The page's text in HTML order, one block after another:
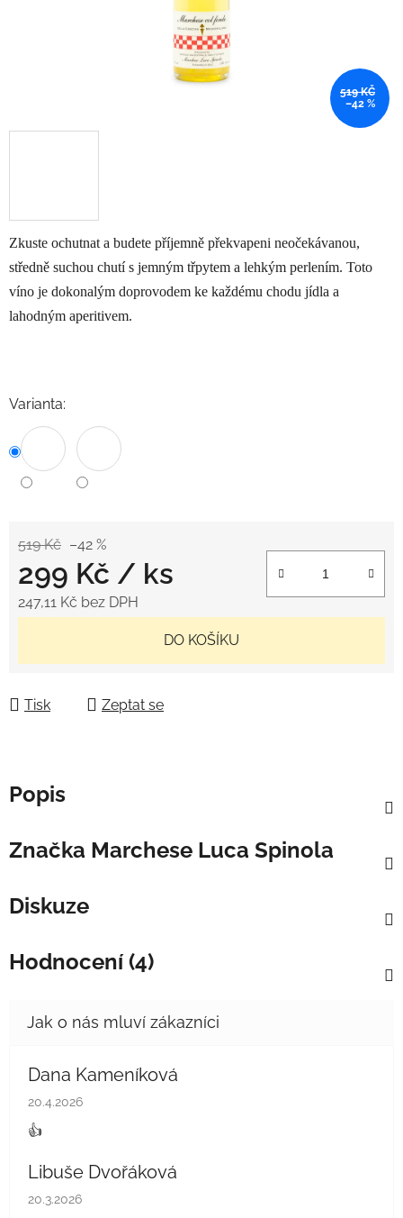
Zkuste ochutnat a budete příjemně překvapeni neočekávanou,
středně suchou chutí s jemným třpytem a lehkým perlením. Toto
víno je dokonalým doprovodem ke každému chodu jídla a
lahodným aperitivem.
Varianta:
519 Kč –42 %
299 Kč / ks
247,11 Kč bez DPH
DO KOŠÍKU
Tisk Zeptat se
519 KČ
–42 %
Popis
Značka Marchese Luca Spinola
Diskuze
Hodnocení (4)
Dana Kameníková
Hodnocení obchodu je 5 z 5 hvězdiček.
20.4.2026
👍
Libuše Dvořáková
Hodnocení obchodu je 5 z 5 hvězdiček.
20.3.2026